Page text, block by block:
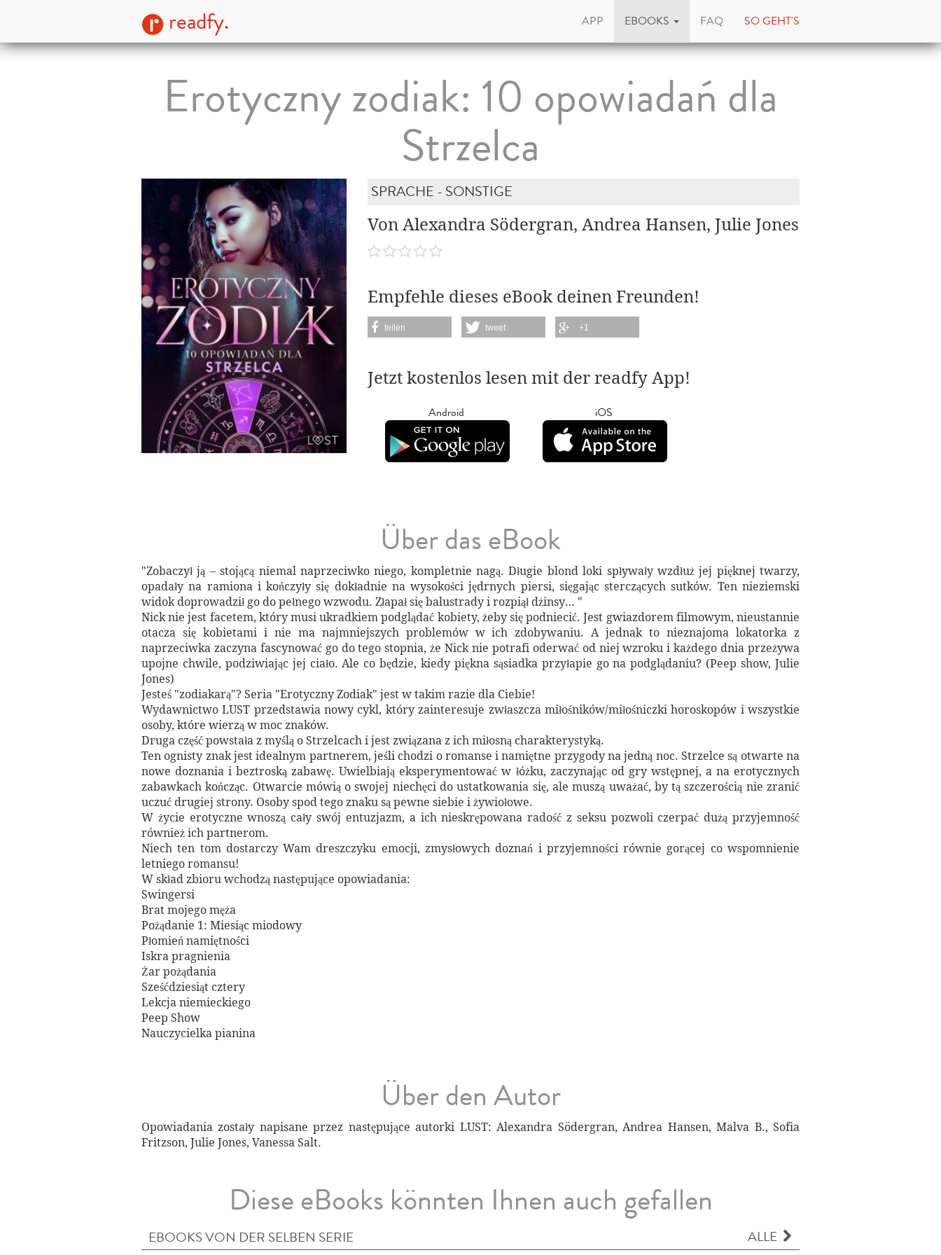
readfy. APP EBOOKS FAQ SO GEHT'S
Erotyczny zodiak: 10 opowiadań dla
Strzelca
SPRACHE - SONSTIGE
Von Alexandra Södergran, Andrea Hansen, Julie Jones
Empfehle dieses eBook deinen Freunden!
teilen tweet +1
Jetzt kostenlos lesen mit der readfy App!
Android iOS
Über das eBook
"Zobaczył ją – stojącą niemal naprzeciwko niego, kompletnie nagą. Długie blond loki spływały wzdłuż jej pięknej twarzy,
opadały na ramiona i kończyły się dokładnie na wysokości jędrnych piersi, sięgając sterczących sutków. Ten nieziemski
widok doprowadził go do pełnego wzwodu. Złapał się balustrady i rozpiął dżinsy… "
Nick nie jest facetem, który musi ukradkiem podglądać kobiety, żeby się podniecić. Jest gwiazdorem filmowym, nieustannie
otacza się kobietami i nie ma najmniejszych problemów w ich zdobywaniu. A jednak to nieznajoma lokatorka z
naprzeciwka zaczyna fascynować go do tego stopnia, że Nick nie potrafi oderwać od niej wzroku i każdego dnia przeżywa
upojne chwile, podziwiając jej ciało. Ale co będzie, kiedy piękna sąsiadka przyłapie go na podglądaniu? (Peep show, Julie
Jones)
Jesteś "zodiakarą"? Seria "Erotyczny Zodiak" jest w takim razie dla Ciebie!
Wydawnictwo LUST przedstawia nowy cykl, który zainteresuje zwłaszcza miłośników/miłośniczki horoskopów i wszystkie
osoby, które wierzą w moc znaków.
Druga część powstała z myślą o Strzelcach i jest związana z ich miłosną charakterystyką.
Ten ognisty znak jest idealnym partnerem, jeśli chodzi o romanse i namiętne przygody na jedną noc. Strzelce są otwarte na
nowe doznania i beztroską zabawę. Uwielbiają eksperymentować w łóżku, zaczynając od gry wstępnej, a na erotycznych
zabawkach kończąc. Otwarcie mówią o swojej niechęci do ustatkowania się, ale muszą uważać, by tą szczerością nie zranić
uczuć drugiej strony. Osoby spod tego znaku są pewne siebie i żywiołowe.
W życie erotyczne wnoszą cały swój entuzjazm, a ich nieskrępowana radość z seksu pozwoli czerpać dużą przyjemność
również ich partnerom.
Niech ten tom dostarczy Wam dreszczyku emocji, zmysłowych doznań i przyjemności równie gorącej co wspomnienie
letniego romansu!
W skład zbioru wchodzą następujące opowiadania:
Swingersi
Brat mojego męża
Pożądanie 1: Miesiąc miodowy
Płomień namiętności
Iskra pragnienia
Żar pożądania
Sześćdziesiąt cztery
Lekcja niemieckiego
Peep Show
Nauczycielka pianina
Über den Autor
Opowiadania zostały napisane przez następujące autorki LUST: Alexandra Södergran, Andrea Hansen, Malva B., Sofia
Fritzson, Julie Jones, Vanessa Salt.
Diese eBooks könnten Ihnen auch gefallen
EBOOKS VON DER SELBEN SERIE ALLE